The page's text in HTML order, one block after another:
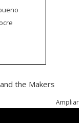
the Makers
Ampliar